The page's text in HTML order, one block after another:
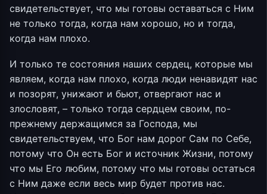
свидетельствует, что мы готовы оставаться с Ним
не только тогда, когда нам хорошо, но и тогда,
когда нам плохо.
И только те состояния наших сердец, которые мы
являем, когда нам плохо, когда люди ненавидят нас
и позорят, унижают и бьют, отвергают нас и
злословят, – только тогда сердцем своим, по-
прежнему держащимся за Господа, мы
свидетельствуем, что Бог нам дорог Сам по Себе,
потому что Он есть Бог и источник Жизни, потому
что мы Его любим, потому что мы готовы остаться
с Ним даже если весь мир будет против нас.